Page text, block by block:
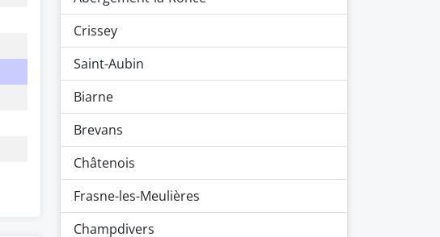
Crissey
Saint-Aubin
Biarne
Brevans
Châtenois
Frasne-les-Meulières
Champdivers